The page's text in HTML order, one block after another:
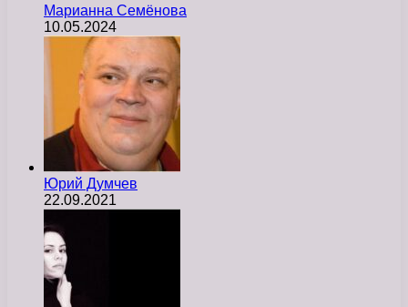
Марианна Семёнова
10.05.2024
Юрий Думчев
22.09.2021